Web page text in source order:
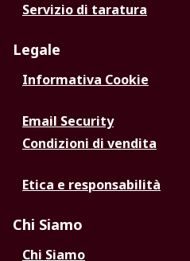
Servizio di taratura
Legale
Informativa Cookie
Email Security
Condizioni di vendita
Etica e responsabilità
Chi Siamo
Chi Siamo